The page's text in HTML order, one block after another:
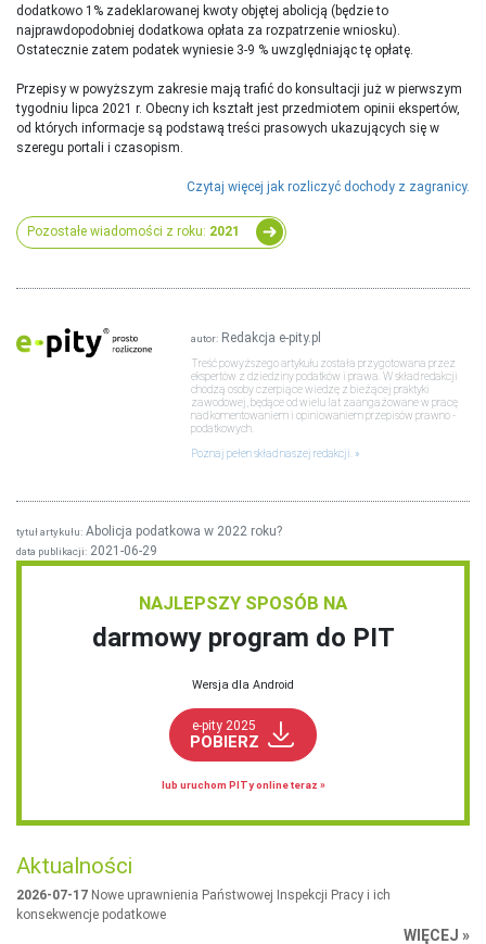
NAJLEPSZY SPOSÓB NA
darmowy program do PIT
Wersja dla Android
e-pity 2025
POBIERZ
lub uruchom PITy online teraz »
Aktualności
2026-07-17 Nowe uprawnienia Państwowej Inspekcji Pracy i ich
konsekwencje podatkowe
WIĘCEJ »
dodatkowo 1% zadeklarowanej kwoty objętej abolicją (będzie to
najprawdopodobniej dodatkowa opłata za rozpatrzenie wniosku).
Ostatecznie zatem podatek wyniesie 3-9 % uwzględniając tę opłatę.
Przepisy w powyższym zakresie mają trafić do konsultacji już w pierwszym
tygodniu lipca 2021 r. Obecny ich kształt jest przedmiotem opinii ekspertów,
od których informacje są podstawą treści prasowych ukazujących się w
szeregu portali i czasopism.
Czytaj więcej jak rozliczyć dochody z zagranicy.
Pozostałe wiadomości z roku: 2021
autor: Redakcja e-pity.pl
Treść powyższego artykułu została przygotowana przez
ekspertów z dziedziny podatków i prawa. W skład redakcji
chodzą osoby czerpiące wiedzę z bieżącej praktyki
zawodowej, będące od wielu lat zaangażowane w pracę
nad komentowaniem i opiniowaniem przepisów prawno -
podatkowych.
Poznaj pełen skład naszej redakcji.
tytuł artykułu: Abolicja podatkowa w 2022 roku?
data publikacji: 2021-06-29